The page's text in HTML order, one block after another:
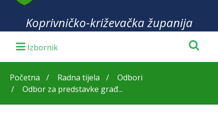
Koprivničko-križevačka županija
Početna Radna tijela
Odbori
Odbor za predstavke građ...